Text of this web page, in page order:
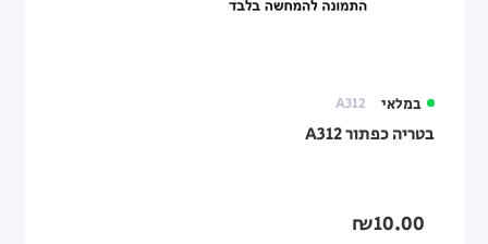
במלאי A312
בטריה כפתור A312
₪10.00